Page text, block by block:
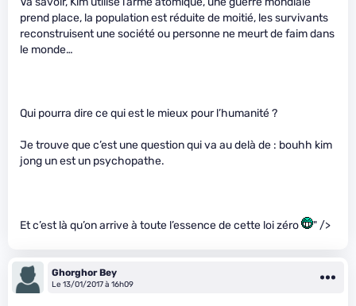
prend place, la population est réduite de moitié, les survivants
reconstruisent une société ou personne ne meurt de faim dans
le monde…
Qui pourra dire ce qui est le mieux pour l’humanité ?
Je trouve que c’est une question qui va au delà de : bouhh kim
jong un est un psychopathe.
Et c’est là qu’on arrive à toute l’essence de cette loi zéro " />
Ghorghor Bey
Le 13/01/2017 à 16h09